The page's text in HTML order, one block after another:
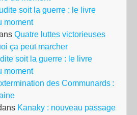
soit la guerre : le livre
moment
Quatre luttes victorieuses
ça peut marcher
soit la guerre : le livre
moment
des Communards :
Kanaky : nouveau passage